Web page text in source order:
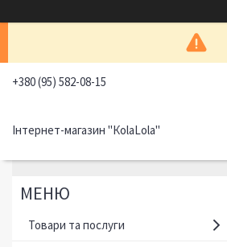
+380 (95) 582-08-15
Інтернет-магазин "КоlaLola"
Товари та послуги